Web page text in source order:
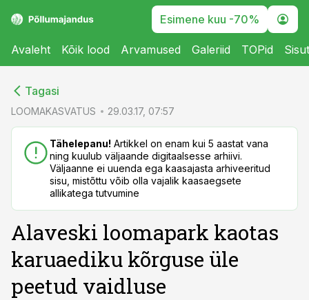
Esimene kuu -70%
Avaleht Kõik lood Arvamused Galeriid TOPid
Tagasi
LOOMAKASVATUS 29.03.17, 07:57
Tähelepanu! Artikkel on enam kui 5 aastat vana
ning kuulub väljaande digitaalsesse arhiivi.
Väljaanne ei uuenda ega kaasajasta arhiveeritud
sisu, mistõttu võib olla vajalik kaasaegsete
allikatega tutvumine
Alaveski loomapark kaotas
karuaediku kõrguse üle
peetud vaidluse